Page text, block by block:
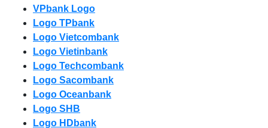
VPbank Logo
Logo TPbank
Logo Vietcombank
Logo Vietinbank
Logo Techcombank
Logo Sacombank
Logo Oceanbank
Logo SHB
Logo HDbank